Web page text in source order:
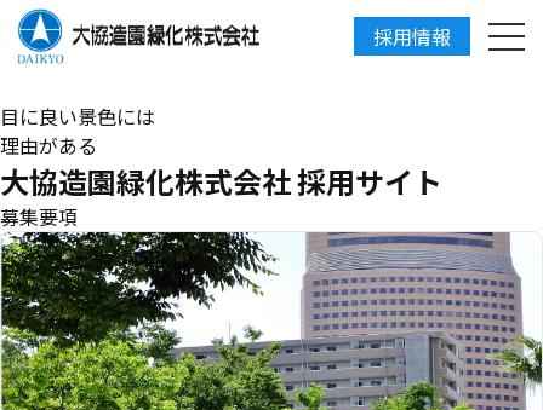
採用情報
目に良い景色には
理由がある
大協造園緑化株式会社 採用サイト
募集要項